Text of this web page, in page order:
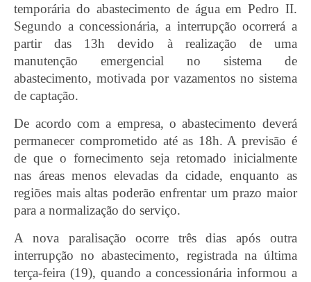
temporária do abastecimento de água em Pedro II.
Segundo a concessionária, a interrupção ocorrerá a
partir das 13h devido à realização de uma
manutenção emergencial no sistema de
abastecimento, motivada por vazamentos no sistema
de captação.
De acordo com a empresa, o abastecimento deverá
permanecer comprometido até as 18h. A previsão é
de que o fornecimento seja retomado inicialmente
nas áreas menos elevadas da cidade, enquanto as
regiões mais altas poderão enfrentar um prazo maior
para a normalização do serviço.
A nova paralisação ocorre três dias após outra
interrupção no abastecimento, registrada na última
terça-feira (19), quando a concessionária informou a